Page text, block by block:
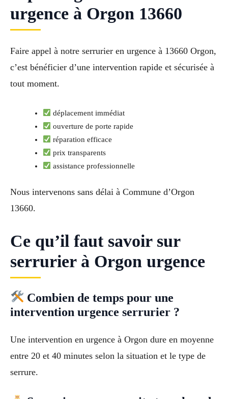
urgence à Orgon 13660
Faire appel à notre serrurier en urgence à 13660 Orgon,
c’est bénéficier d’une intervention rapide et sécurisée à
tout moment.
déplacement immédiat
ouverture de porte rapide
réparation efficace
prix transparents
assistance professionnelle
Nous intervenons sans délai à Commune d’Orgon
13660.
Ce qu’il faut savoir sur
serrurier à Orgon urgence
Combien de temps pour une
intervention urgence serrurier ?
Une intervention en urgence à Orgon dure en moyenne
entre 20 et 40 minutes selon la situation et le type de
serrure.